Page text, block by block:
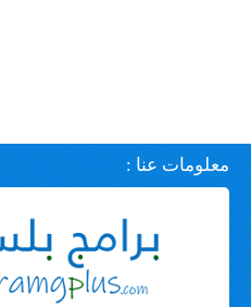
معلومات عنا :